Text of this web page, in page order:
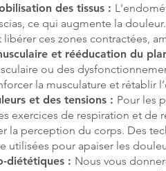
des tissus :
ce qui augmente la
ces zones contractées,
et rééducation du
ou des
la musculature et rétablir
et des tensions : Pour les
exercices de respiration et de
la perception du corps. Des
utilisées pour apaiser les
diététiques : Nous vous